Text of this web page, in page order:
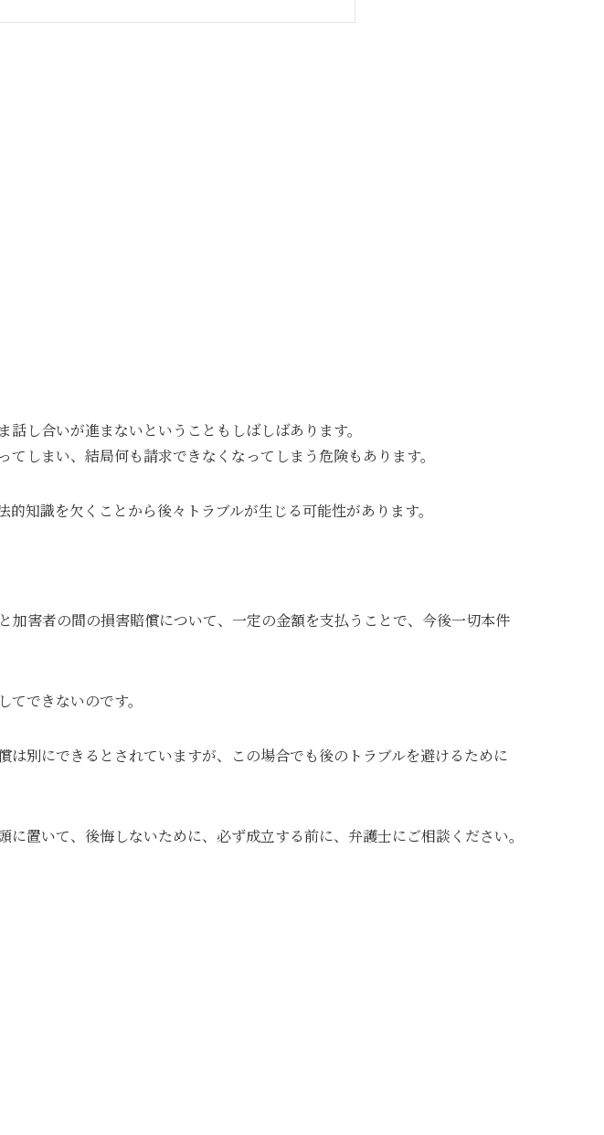
し合いが進まないということもしばしばあります。
しまい、結局何も請求できなくなってしまう危険もあります。
知識を欠くことから後々トラブルが生じる可能性があります。
害者の間の損害賠償について、一定の金額を支払うことで、今後一切本件
できないのです。
別にできるとされていますが、この場合でも後のトラブルを避けるために
置いて、後悔しないために、必ず成立する前に、弁護士にご相談ください。